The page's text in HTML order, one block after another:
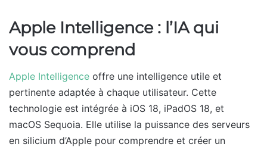
Apple Intelligence : l’IA qui
vous comprend
Apple Intelligence offre une intelligence utile et
pertinente adaptée à chaque utilisateur. Cette
technologie est intégrée à iOS 18, iPadOS 18, et
macOS Sequoia. Elle utilise la puissance des serveurs
en silicium d’Apple pour comprendre et créer un